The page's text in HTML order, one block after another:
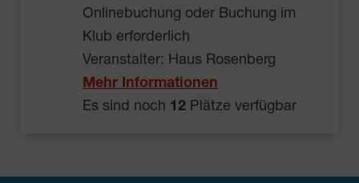
Onlinebuchung oder Buchung im
Klub erforderlich
Veranstalter: Haus Rosenberg
Mehr Informationen
Es sind noch 12 Plätze verfügbar